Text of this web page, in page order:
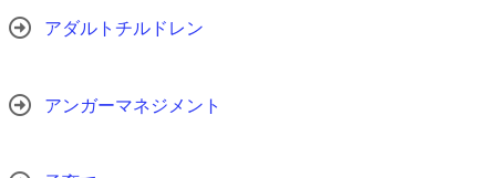
アダルトチルドレン
アンガーマネジメント